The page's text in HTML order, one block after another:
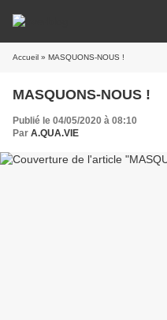
Accueil » MASQUONS-NOUS !
MASQUONS-NOUS !
Publié le 04/05/2020 à 08:10
Par A.QUA.VIE